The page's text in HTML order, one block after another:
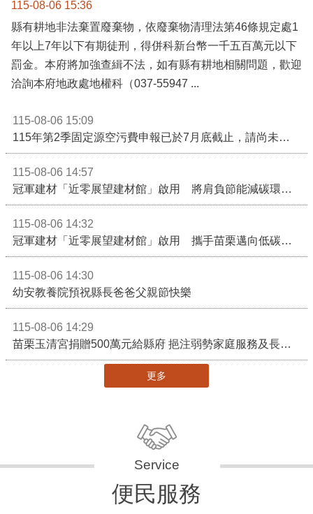
115-08-06 15:36
縣有耕地非法棄置廢棄物，依廢棄物清理法第46條規定處1
年以上7年以下有期徒刑，得併科新台幣一千五百萬元以下
罰金。本府將加強查緝不法，如有縣有耕地相關問題，歡迎
洽詢本府地政處地權科（037-55947 ...
115-08-06 15:09
115年第2季固定源空污費申報已於7月底截止，請尚未申報公私場所儘速完成申繳，以免面臨滯納金及罰鍰!
115-08-06 14:57
冠軍建材「近零展望建材館」啟用 將肩負節能減碳環境教育重任
115-08-06 14:32
冠軍建材「近零展望建材館」啟用 攜手苗栗邁向低碳建築新未來
115-08-06 14:30
幼安教養院預祝縣長爸爸父親節快樂
115-08-06 14:29
苗栗玉清宮捐贈500萬元給縣府 挹注弱勢家庭服務及長照醫療資源
更多
便民服務